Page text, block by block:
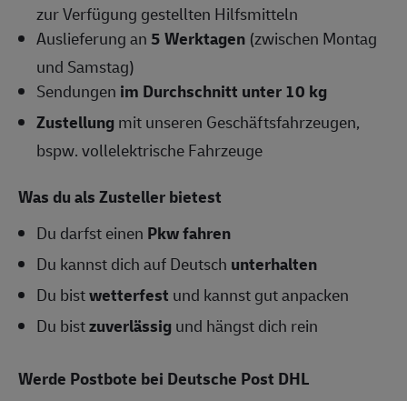
zur Verfügung gestellten Hilfsmitteln
Auslieferung an5 Werktagen (zwischen Montag
und Samstag)
Sendungen im Durchschnitt unter 10 kg
Zustellungmit unseren Geschäftsfahrzeugen,
bspw. vollelektrische Fahrzeuge
Was du als Zusteller bietest
Du darfst einen Pkw fahren
Du kannst dich auf Deutsch unterhalten
Du bistwetterfest und kannst gut anpacken
Du bistzuverlässigund hängst dich rein
Werde Postbote bei Deutsche Post DHL